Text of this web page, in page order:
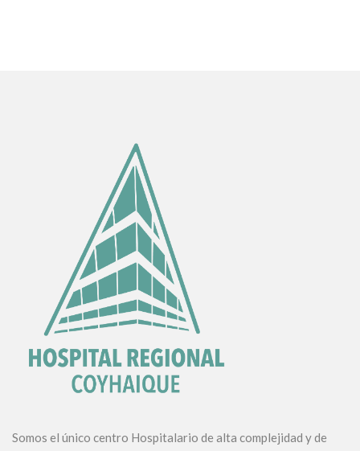
Somos el único centro Hospitalario de alta complejidad y de